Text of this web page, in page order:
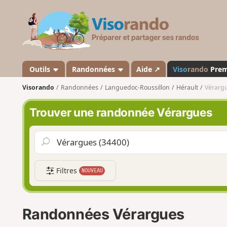
s
a
n
d
o
Outils Randonnées Aide ↗ Visorando
Visorando Randonnées Languedoc-Roussillon Hérault
Trouver une randonnée Vérargues
Filtres NOUVEAU
Randonnées Vérargues